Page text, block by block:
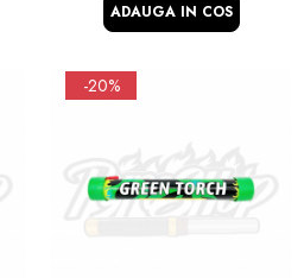
ADAUGA IN COS
-20%